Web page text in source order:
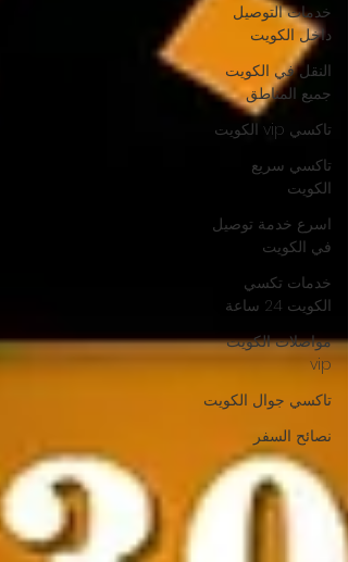
خدمات التوصيل
داخل الكويت
النقل في الكويت
جميع المناطق
تاكسي vip الكويت
تاكسي سريع
الكويت
اسرع خدمة توصيل
في الكويت
خدمات تكسي
الكويت 24 ساعة
مواصلات الكويت
vip
تاكسي جوال الكويت
نصائح السفر